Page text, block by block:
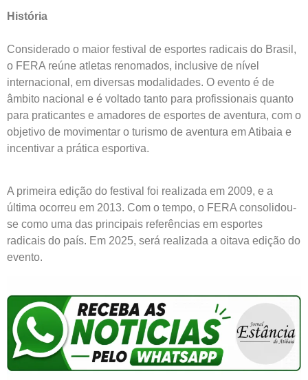
História
Considerado o maior festival de esportes radicais do Brasil,
o FERA reúne atletas renomados, inclusive de nível
internacional, em diversas modalidades. O evento é de
âmbito nacional e é voltado tanto para profissionais quanto
para praticantes e amadores de esportes de aventura, com o
objetivo de movimentar o turismo de aventura em Atibaia e
incentivar a prática esportiva.
A primeira edição do festival foi realizada em 2009, e a
última ocorreu em 2013. Com o tempo, o FERA consolidou-
se como uma das principais referências em esportes
radicais do país. Em 2025, será realizada a oitava edição do
evento.